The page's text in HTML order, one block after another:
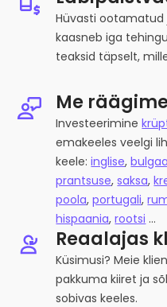
Hüvasti ootamatud
kaasneb iga
teaksid täpselt,
Me
Investeerimine
emakeeles veelgi
keele:inglise,
prantsuse,saksa,
poola,portugali,
hispaania,rootsi ...
Reaalajas
Küsimusi? Meie
pakkuma kiiret ja
sobivas keeles.